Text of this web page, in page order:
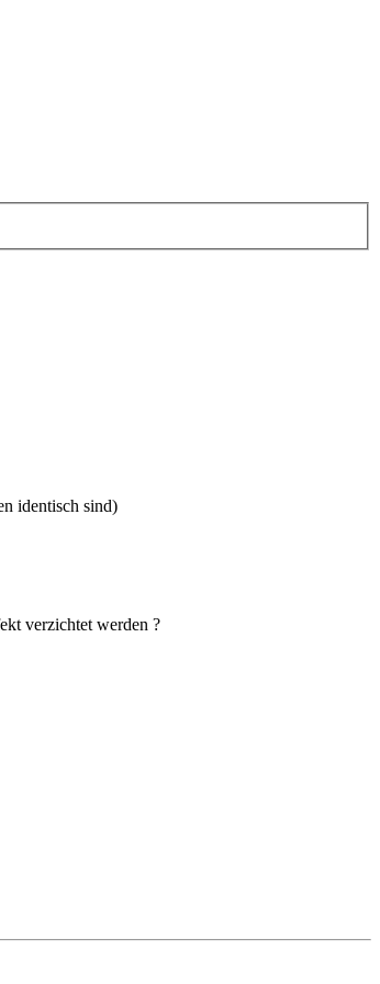
identisch sind)
verzichtet werden ?